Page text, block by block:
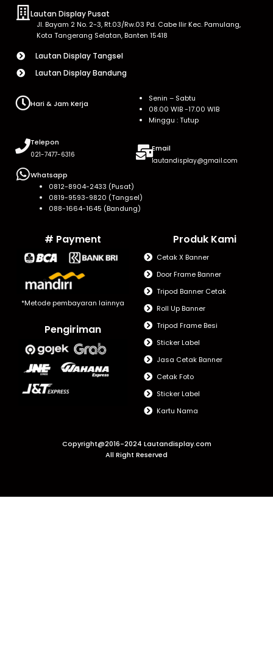
Lautan Display Pusat
Jl. Bayam 2 No. 2-3, Rt.03/Rw.03 Pd. Cabe Ilir Kec. Pamulang,
Kota Tangerang Selatan, Banten 15418
Lautan Display Tangsel
Lautan Display Bandung
Hari & Jam Kerja
Senin – Sabtu
08.00 WIB -17.00 WIB
Minggu : Tutup
Telepon
021-7477-6316
Email
lautandisplay@gmail.com
Whatsapp
0812-8904-2433 (Pusat)
0819-9593-9820 (Tangsel)
088-1664-1645 (Bandung)
# Payment
*Metode pembayaran lainnya
Pengiriman
Produk Kami
Cetak X Banner
Door Frame Banner
Tripod Banner Cetak
Roll Up Banner
Tripod Frame Besi
Sticker Label
Jasa Cetak Banner
Cetak Foto
Sticker Label
Kartu Nama
Copyright@2016-2024 Lautandisplay.com
All Right Reserved